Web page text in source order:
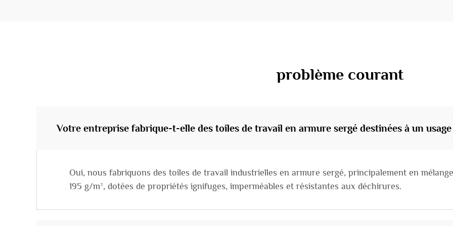
problème courant
Votre entreprise fabrique-t-elle des toiles de travail en armure sergé destinées à un
Oui, nous fabriquons des toiles de travail industrielles en armure sergé, principalement en
195 g/m², dotées de propriétés ignifuges, imperméables et résistantes aux déchirures.